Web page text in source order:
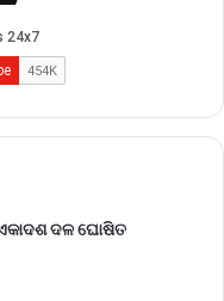
ଦଳ ଘୋଷିତ